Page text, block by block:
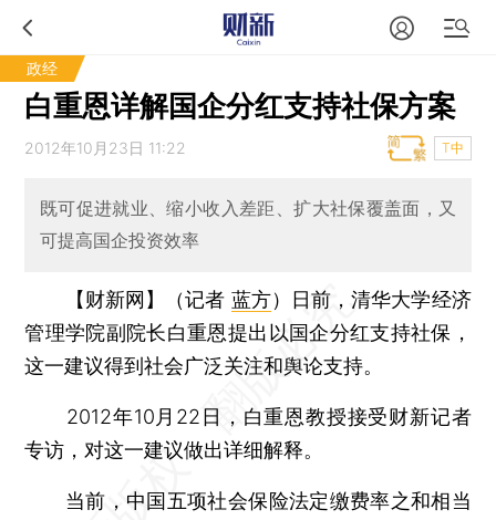
政经
白重恩详解国企分红支持社保方案
2012年10月23日 11:22 T中
既可促进就业、缩小收入差距、扩大社保覆盖面，又
可提高国企投资效率
【财新网】（记者 蓝方）
日前，清华大学经济
管理学院副院长白重恩提出以国企分红支持社保，
这一建议得到社会广泛关注和舆论支持。
2012年10月22日，白重恩教授接受财新记者
专访，对这一建议做出详细解释。
当前，中国五项社会保险法定缴费率之和相当